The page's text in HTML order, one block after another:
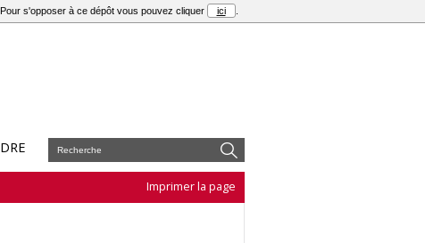
s'opposer à ce dépôt vous pouvez cliquer ici
Imprimer la page